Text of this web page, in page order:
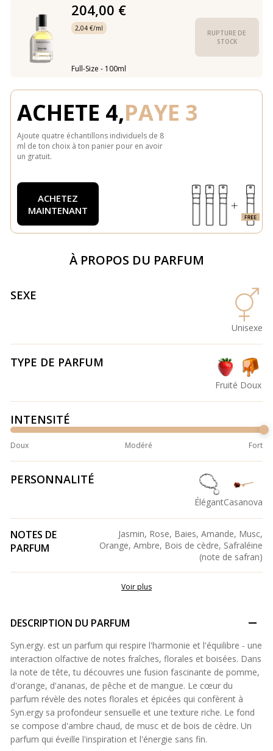
204,00 €
2,04 €/ml
Full-Size - 100ml
RUPTURE DE
STOCK
ACHETE 4,PAYE 3
Ajoute quatre échantillons individuels de 8
ml de ton choix à ton panier pour en avoir
un gratuit.
ACHETEZ
MAINTENANT
À PROPOS DU PARFUM
SEXE
Unisexe
TYPE DE PARFUM
Fruité Doux
INTENSITÉ
Doux Modéré Fort
PERSONNALITÉ
ÉlégantCasanova
NOTES DE
PARFUM
Jasmin, Rose, Baies, Amande, Musc,
Orange, Ambre, Bois de cèdre, Safraléine
(note de safran)
Voir plus
DESCRIPTION DU PARFUM
Syn.ergy. est un parfum qui respire l'harmonie et l'équilibre - une
interaction olfactive de notes fraîches, florales et boisées. Dans
la note de tête, tu découvres une fusion fascinante de pomme,
d'orange, d'ananas, de pêche et de mangue. Le cœur du
parfum révèle des notes florales et épicées qui confèrent à
Syn.ergy sa profondeur sensuelle et une texture riche. Le fond
se compose d'ambre chaud, de musc et de bois de cèdre. Un
parfum qui éveille l'inspiration et l'énergie sans fin.